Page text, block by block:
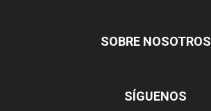
SOBRE NOSOTROS
SÍGUENOS